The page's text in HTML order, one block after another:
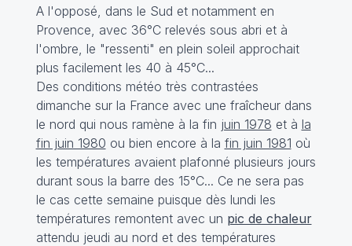
A l'opposé, dans le Sud et notamment en
Provence, avec 36°C relevés sous abri et à
l'ombre, le "ressenti" en plein soleil approchait
plus facilement les 40 à 45°C...
Des conditions météo très contrastées
dimanche sur la France avec une fraîcheur dans
le nord qui nous ramène à la fin juin 1978 et à la
fin juin 1980 ou bien encore à la fin juin 1981 où
les températures avaient plafonné plusieurs jours
durant sous la barre des 15°C... Ce ne sera pas
le cas cette semaine puisque dès lundi les
températures remontent avec un pic de chaleur
attendu jeudi au nord et des températures